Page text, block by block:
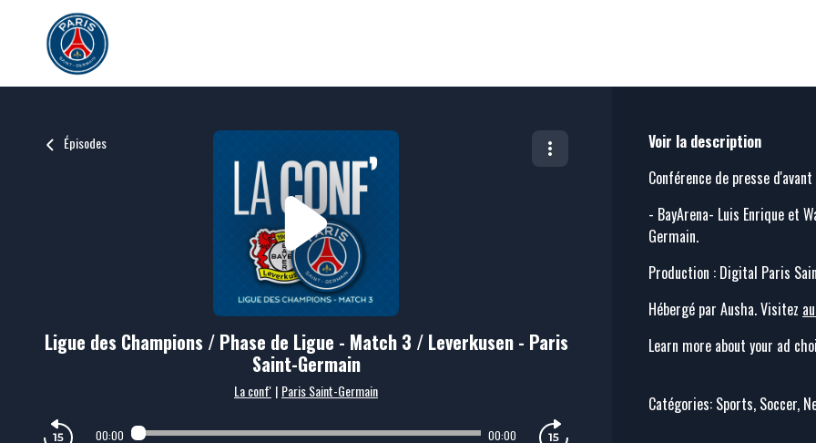
Épisodes
Ligue des Champions / Phase de Ligue - Match 3 / Leverkusen - Paris
Saint-Germain
La conf' | Paris Saint-Germain
00:00 00:00
Voir la description
Conférence de presse
- BayArena- Luis Enrique et
Germain.
Production : Digital Paris
Hébergé par Ausha. Visitez
Learn more about your ad
Catégories: Sports, Soccer,